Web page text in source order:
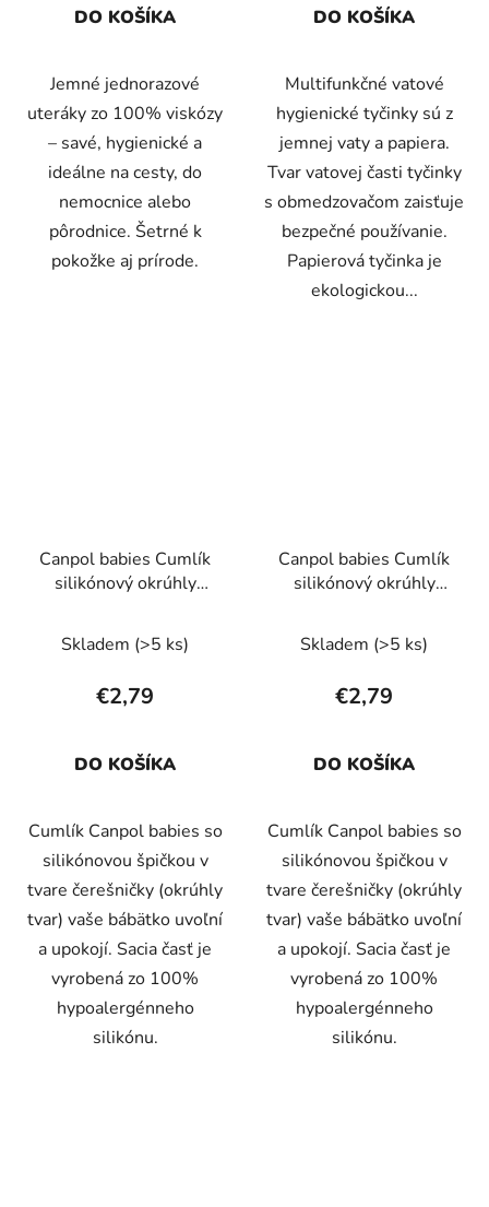
DO KOŠÍKA
Jemné jednorazové
uteráky zo 100% viskózy
– savé, hygienické a
ideálne na cesty, do
nemocnice alebo
pôrodnice. Šetrné k
pokožke aj prírode.
DO KOŠÍKA
Multifunkčné vatové
hygienické tyčinky sú z
jemnej vaty a papiera.
Tvar vatovej časti tyčinky
s obmedzovačom zaisťuje
bezpečné používanie.
Papierová tyčinka je
ekologickou...
Canpol babies Cumlík
silikónový okrúhly
6m 1ks panda
Skladem (>5 ks)
€2,79
DO KOŠÍKA
Cumlík Canpol babies so
silikónovou špičkou v
tvare čerešničky (okrúhly
tvar) vaše bábätko uvoľní
a upokojí. Sacia časť je
vyrobená zo 100%
hypoalergénneho
silikónu.
Canpol babies Cumlík
silikónový okrúhly
18m+ 1ks panda
Skladem (>5 ks)
€2,79
DO KOŠÍKA
Cumlík Canpol babies so
silikónovou špičkou v
tvare čerešničky (okrúhly
tvar) vaše bábätko uvoľní
a upokojí. Sacia časť je
vyrobená zo 100%
hypoalergénneho
silikónu.